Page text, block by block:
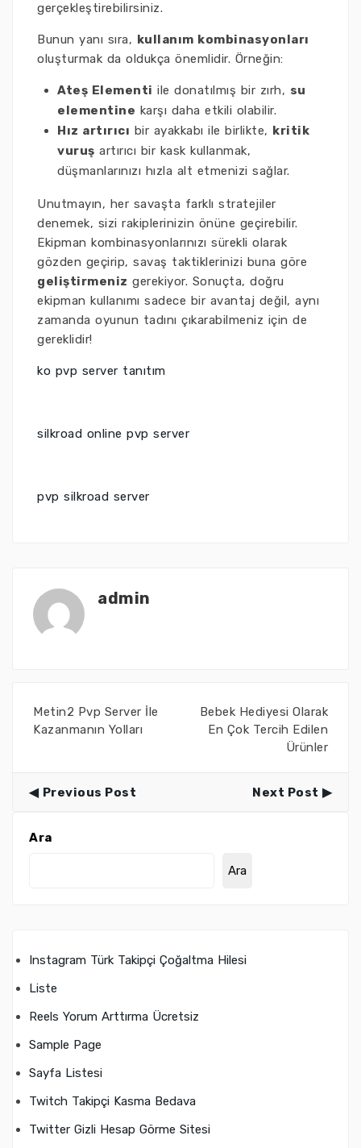
gerçekleştirebilirsiniz.
Bunun yanı sıra, kullanım kombinasyonları
oluşturmak da oldukça önemlidir. Örneğin:
Ateş Elementi ile donatılmış bir zırh, su
elementine karşı daha etkili olabilir.
Hız artırıcı bir ayakkabı ile birlikte, kritik
vuruş artırıcı bir kask kullanmak,
düşmanlarınızı hızla alt etmenizi sağlar.
Unutmayın, her savaşta farklı stratejiler
denemek, sizi rakiplerinizin önüne geçirebilir.
Ekipman kombinasyonlarınızı sürekli olarak
gözden geçirip, savaş taktiklerinizi buna göre
geliştirmeniz gerekiyor. Sonuçta, doğru
ekipman kullanımı sadece bir avantaj değil, aynı
zamanda oyunun tadını çıkarabilmeniz için de
gereklidir!
ko pvp server tanıtım
silkroad online pvp server
pvp silkroad server
admin
Metin2 Pvp Server İle
Kazanmanın Yolları
Bebek Hediyesi Olarak
En Çok Tercih Edilen
Ürünler
Previous Post Next Post
Ara
Ara
Instagram Türk Takipçi Çoğaltma Hilesi
Liste
Reels Yorum Arttırma Ücretsiz
Sample Page
Sayfa Listesi
Twitch Takipçi Kasma Bedava
Twitter Gizli Hesap Görme Sitesi